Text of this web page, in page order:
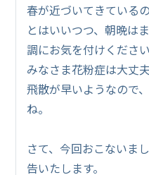
春が近づいてきている
とはいいつつ、朝晩は
調にお気を付けください
みなさま花粉症は大丈
飛散が早いようなので
ね。
さて、今回おこないま
告いたします。